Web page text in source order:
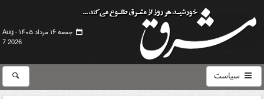
جمعه ۱۶ مرداد ۱۴۰۵ -
Aug
7 2026
سیاست